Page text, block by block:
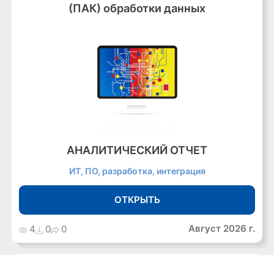
(ПАК) обработки данных
АНАЛИТИЧЕСКИЙ ОТЧЕТ
ИТ, ПО, разработка, интеграция
ОТКРЫТЬ
4 0 0 Август 2026 г.